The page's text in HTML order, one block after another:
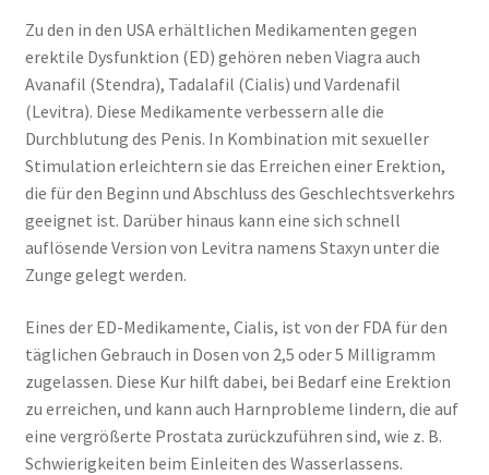
Zu den in den USA erhältlichen Medikamenten gegen
erektile Dysfunktion (ED) gehören neben Viagra auch
Avanafil (Stendra), Tadalafil (Cialis) und Vardenafil
(Levitra). Diese Medikamente verbessern alle die
Durchblutung des Penis. In Kombination mit sexueller
Stimulation erleichtern sie das Erreichen einer Erektion,
die für den Beginn und Abschluss des Geschlechtsverkehrs
geeignet ist. Darüber hinaus kann eine sich schnell
auflösende Version von Levitra namens Staxyn unter die
Zunge gelegt werden.
Eines der ED-Medikamente, Cialis, ist von der FDA für den
täglichen Gebrauch in Dosen von 2,5 oder 5 Milligramm
zugelassen. Diese Kur hilft dabei, bei Bedarf eine Erektion
zu erreichen, und kann auch Harnprobleme lindern, die auf
eine vergrößerte Prostata zurückzuführen sind, wie z. B.
Schwierigkeiten beim Einleiten des Wasserlassens.